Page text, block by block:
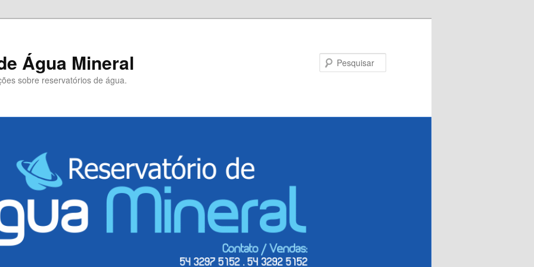
Água Mineral
sobre reservatórios de água.